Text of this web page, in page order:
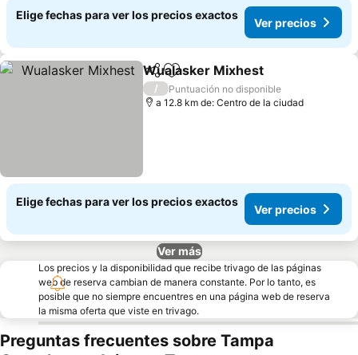
Elige fechas para ver los precios exactos
Ver precios
CompartirAgregar a favoritos
Wualasker Mixhest
/
Puntuación no disponible
a 12.8 km de: Centro de la ciudad
Elige fechas para ver los precios exactos
Ver precios
Ver más
Los precios y la disponibilidad que recibe trivago de las páginas
web de reserva cambian de manera constante. Por lo tanto, es
posible que no siempre encuentres en una página web de reserva
la misma oferta que viste en trivago.
Preguntas frecuentes sobre Tampa